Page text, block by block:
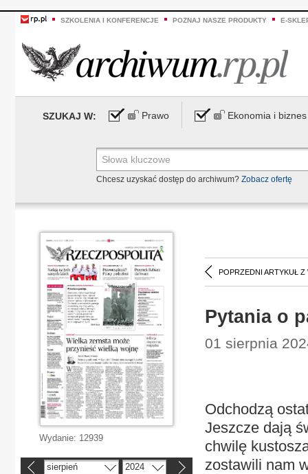
SZKOLENIA I KONFERENCJE POZNAJ NASZE PRODUKTY E-
SZUKAJ W: Prawo Ekonomia i biznes
Chcesz uzyskać dostęp do archiwum? Zobacz ofertę
POPRZEDNI ARTYKUŁ Z
Pytania o
01 sierpnia
Odchodzą
Jeszcze dają
chwilę
zostawili nam
Wydanie: 12939
sierpień 2024